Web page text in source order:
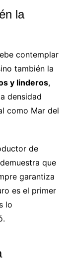
la
contemplar
también la
y linderos,
densidad
como Mar del
de
que
garantiza
es el primer
lo